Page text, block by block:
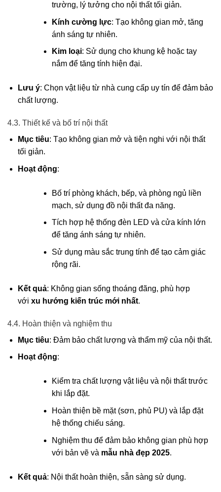
trường, lý tưởng cho nội thất tối giản.
Kính cường lực: Tạo không gian mở, tăng
ánh sáng tự nhiên.
Kim loại: Sử dụng cho khung kệ hoặc tay
nắm để tăng tính hiện đại.
Lưu ý: Chọn vật liệu từ nhà cung cấp uy tín để đảm bảo
chất lượng.
4.3. Thiết kế và bố trí nội thất
Mục tiêu: Tạo không gian mở và tiện nghi với nội thất
tối giản.
Hoạt động:
Bố trí phòng khách, bếp, và phòng ngủ liền
mạch, sử dụng đồ nội thất đa năng.
Tích hợp hệ thống đèn LED và cửa kính lớn
để tăng ánh sáng tự nhiên.
Sử dụng màu sắc trung tính để tạo cảm giác
rộng rãi.
Kết quả: Không gian sống thoáng đãng, phù hợp
với xu hướng kiến trúc mới nhất.
4.4. Hoàn thiện và nghiệm thu
Mục tiêu: Đảm bảo chất lượng và thẩm mỹ của nội thất.
Hoạt động:
Kiểm tra chất lượng vật liệu và nội thất trước
khi lắp đặt.
Hoàn thiện bề mặt (sơn, phủ PU) và lắp đặt
hệ thống chiếu sáng.
Nghiệm thu để đảm bảo không gian phù hợp
với bản vẽ và mẫu nhà đẹp 2025.
Kết quả: Nội thất hoàn thiện, sẵn sàng sử dụng.